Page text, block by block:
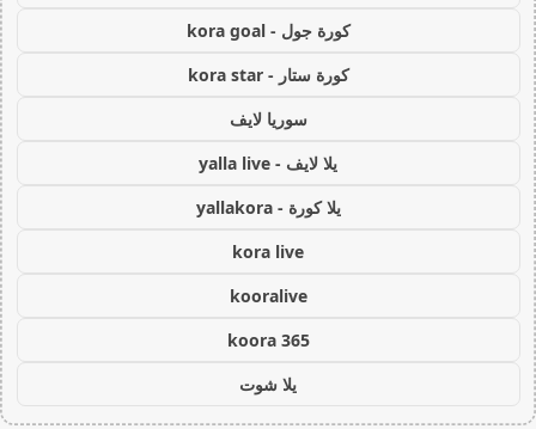
كورة جول - kora goal
كورة ستار - kora star
سوريا لايف
يلا لايف - yalla live
يلا كورة - yallakora
kora live
kooralive
koora 365
يلا شوت